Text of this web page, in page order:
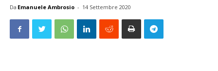
Da Emanuele Ambrosio - 14 Settembre 2020